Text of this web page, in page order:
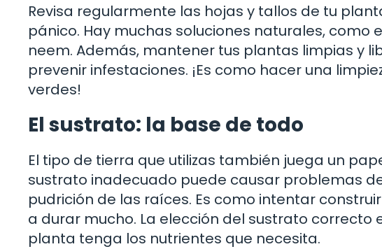
Revisa regularmente las hojas y tallos de tu
pánico. Hay muchas soluciones naturales, como
neem. Además, mantener tus plantas limpias y
prevenir infestaciones. ¡Es como hacer una
verdes!
El sustrato: la base de todo
El tipo de tierra que utilizas también juega un
sustrato inadecuado puede causar problemas
pudrición de las raíces. Es como intentar
a durar mucho. La elección del sustrato
planta tenga los nutrientes que necesita.